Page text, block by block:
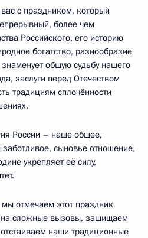
с праздником, который
более чем
Российского, его историю
богатство, разнообразие
общую судьбу нашего
заслуги перед Отечеством
традициям сплочённости
России – наше общее,
сыновье отношение,
укрепляет её силу,
отмечаем этот праздник
сложные вызовы, защищаем
наши традиционные